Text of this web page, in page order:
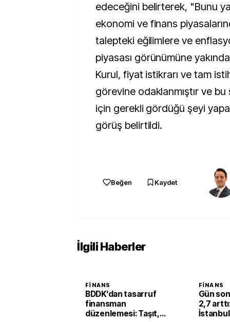
edeceğini belirterek, "Bunu
ekonomi ve finans
talepteki eğilimlere ve
piyasası görünümüne
Kurul, fiyat istikrarı ve tam
görevine odaklanmıştır ve
için gerekli gördüğü şeyi
görüş belirtildi.
Beğen Kaydet
İlgili Haberler
FINANS
BDDK’dan tasarruf
finansman
düzenlemesi: Taşıt,
FINANS
Gün
2,7